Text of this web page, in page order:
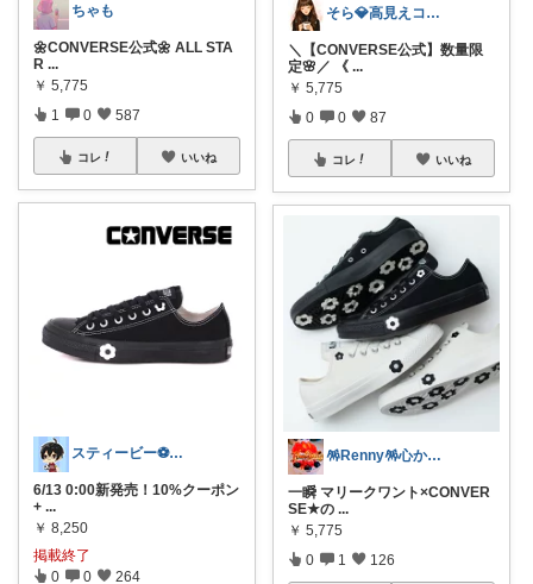
ちゃも
🌼CONVERSE公式🌼 ALL STA
R ...
￥ 5,775
1 0 587
コレ いいね
スティービー⚽3人娘パパ
6/13 0:00新発売！10%クーポン
+ ...
￥ 8,250
掲載終了
0 0 264
そら💎高見えコーデ👗
＼【CONVERSE公式】数量限
定🌸／ 《 ...
￥ 5,775
0 0 87
コレ いいね
🪅Renny🪅心から💐感謝です🩷
一瞬 マリークワント×CONVER
SE★の ...
￥ 5,775
0 1 126